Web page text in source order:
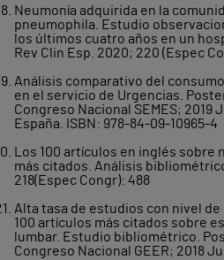
Neumonía adquirida en la
pneumophila. Estudio
los últimos cuatro años en un
Rev Clin Esp. 2020; 220 (Espec
Análisis comparativo del
en el servicio de Urgencias.
Congreso Nacional SEMES; 2019
España. ISBN: 978-84-09-10965-4
Los 100 artículos en inglés sobre
más citados. Análisis
218(Espec Congr): 488
Alta tasa de estudios con nivel
100 artículos más citados sobre
lumbar. Estudio bibliométrico.
Congreso Nacional GEER; 2018